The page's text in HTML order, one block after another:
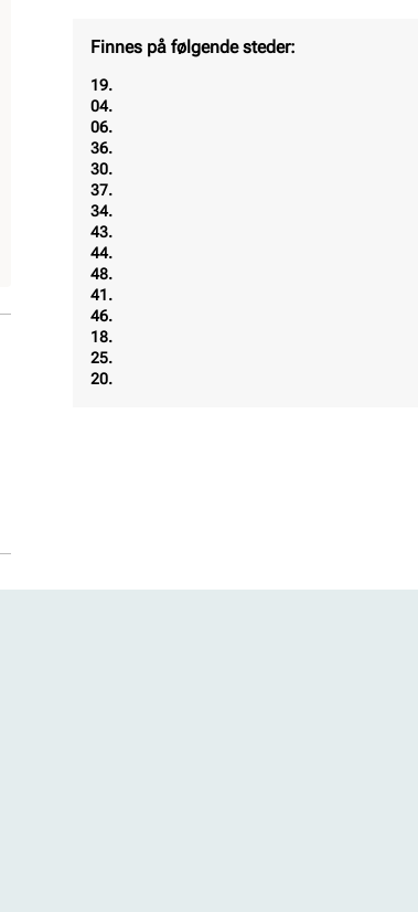
Finnes på følgende steder:
19.
04.
06.
36.
30.
37.
34.
43.
44.
48.
41.
46.
18.
25.
20.